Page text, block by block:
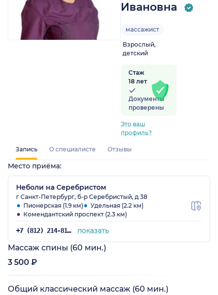
Ивановна
массажист
Взрослый,
детский
Стаж
18 лет
Документы
проверены
Это ваш
профиль?
Запись О специалисте Отзывы
Место приёма:
Неболи на Серебристом
г Санкт-Петербург, б-р Серебристый, д 38
Пионерская (1.9 км)
Удельная (2.2 км)
Комендантский проспект (2.3 км)
+7 (812) 214-81-73 показать
Массаж спины (60 мин.)
3 500 ₽
Общий классический массаж (60 мин.)